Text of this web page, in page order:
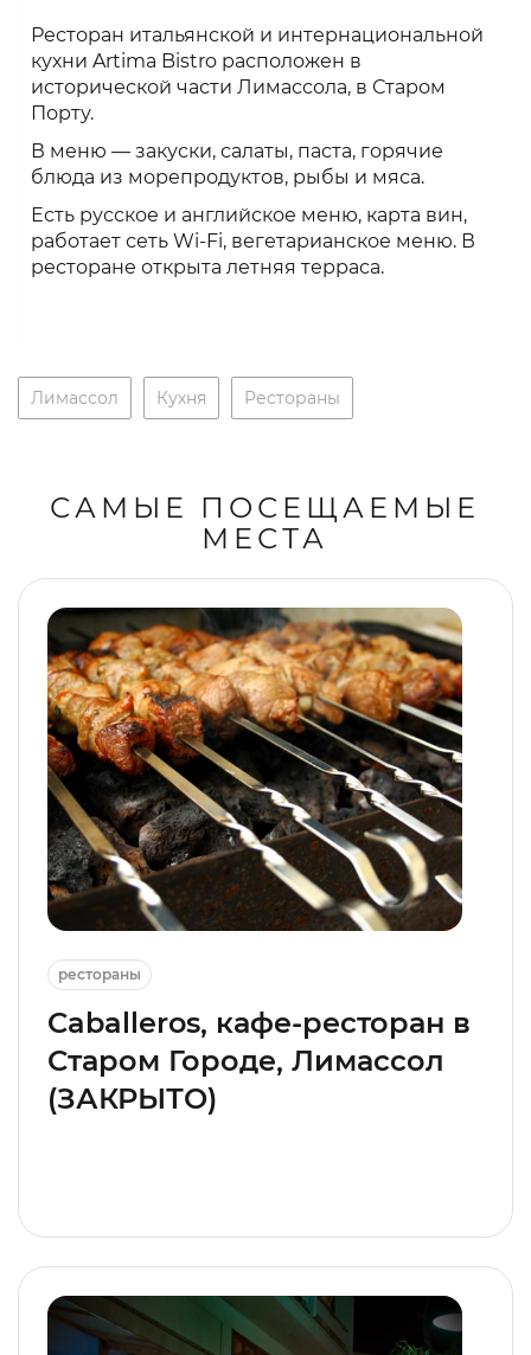
Ресторан итальянской и интернациональной
кухни Artima Bistro расположен в
исторической части Лимассола, в Старом
Порту.
В меню — закуски, салаты, паста, горячие
блюда из морепродуктов, рыбы и мяса.
Есть русское и английское меню, карта вин,
работает сеть Wi-Fi, вегетарианское меню. В
ресторане открыта летняя терраса.
Лимассол Кухня Рестораны
САМЫЕ ПОСЕЩАЕМЫЕ
МЕСТА
рестораны
Caballeros, кафе-ресторан в
Старом Городе, Лимассол
(ЗАКРЫТО)